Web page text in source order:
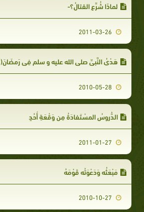
لماذَا شُرِّع القتالُ؟-
هَدْيُ النَّبِيِّ صلى الله عليه و سلم فِي رَمضَانَ(2)
الدُّروسُ المسْتَفادَةُ مِن وَقْعَةِ أُحُدٍ
مَبْعَثُه وَدَعْوَتُه قَوْمَهُ